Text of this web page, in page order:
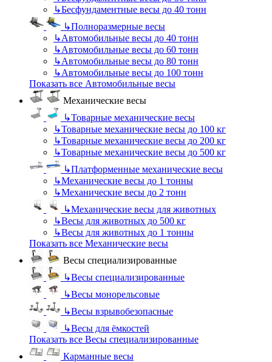
↳Бесфундаментные весы до 40 тонн
↳Полноразмерные весы
↳Автомобильные весы до 40 тонн
↳Автомобильные весы до 60 тонн
↳Автомобильные весы до 80 тонн
↳Автомобильные весы до 100 тонн
Показать все Автомобильные весы
Механические весы
↳Товарные механические весы
↳Товарные механические весы до 100 кг
↳Товарные механические весы до 200 кг
↳Товарные механические весы до 500 кг
↳Платформенные механические весы
↳Механические весы до 1 тонны
↳Механические весы до 2 тонн
↳Механические весы для животных
↳Весы для животных до 500 кг
↳Весы для животных до 1 тонны
Показать все Механические весы
Весы специализированные
↳Весы специализированные
↳Весы монорельсовые
↳Весы взрывобезопасные
↳Весы для ёмкостей
Показать все Весы специализированные
Карманные весы